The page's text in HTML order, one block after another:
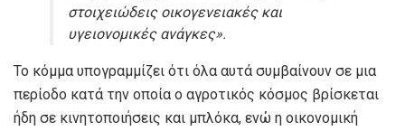
στοιχειώδεις οικογενειακές και
υγειονομικές ανάγκες».
Το κόμμα υπογραμμίζει ότι όλα αυτά συμβαίνουν σε μια
περίοδο κατά την οποία ο αγροτικός κόσμος βρίσκεται
ήδη σε κινητοποιήσεις και μπλόκα, ενώ η οικονομική